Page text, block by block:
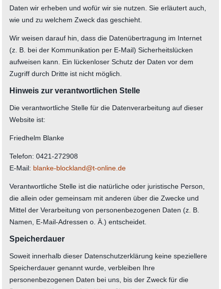
Daten wir erheben und wofür wir sie nutzen. Sie erläutert auch,
wie und zu welchem Zweck das geschieht.
Wir weisen darauf hin, dass die Datenübertragung im Internet
(z. B. bei der Kommunikation per E-Mail) Sicherheitslücken
aufweisen kann. Ein lückenloser Schutz der Daten vor dem
Zugriff durch Dritte ist nicht möglich.
Hinweis zur verantwortlichen Stelle
Die verantwortliche Stelle für die Datenverarbeitung auf dieser
Website ist:
Friedhelm Blanke
Telefon: 0421-272908
E-Mail: blanke-blockland@t-online.de
Verantwortliche Stelle ist die natürliche oder juristische Person,
die allein oder gemeinsam mit anderen über die Zwecke und
Mittel der Verarbeitung von personenbezogenen Daten (z. B.
Namen, E-Mail-Adressen o. Ä.) entscheidet.
Speicherdauer
Soweit innerhalb dieser Datenschutzerklärung keine speziellere
Speicherdauer genannt wurde, verbleiben Ihre
personenbezogenen Daten bei uns, bis der Zweck für die